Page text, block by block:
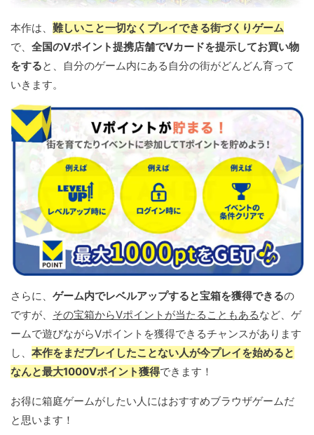
本作は、 難しいこと一切なくプレイできる街づくりゲーム
で、 全国のVポイント提携店舗でVカードを提示してお買い物
をすると、自分のゲーム内にある自分の街がどんどん育って
いきます。
さらに、 ゲーム内でレベルアップすると宝箱を獲得できるの
ですが、 その宝箱からVポイントが当たることもあるなど、ゲ
ームで遊びながらVポイントを獲得できるチャンスがあります
し、 本作をまだプレイしたことない人が今プレイを始めると
なんと最大1000Vポイント獲得できます！
お得に箱庭ゲームがしたい人にはおすすめブラウザゲームだ
と思います！